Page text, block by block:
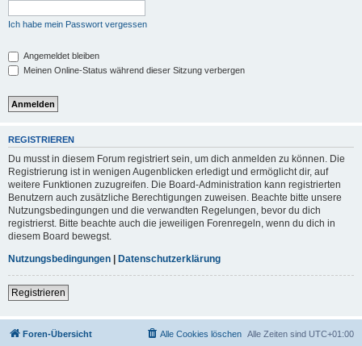
Ich habe mein Passwort vergessen
Angemeldet bleiben
Meinen Online-Status während dieser Sitzung verbergen
REGISTRIEREN
Du musst in diesem Forum registriert sein, um dich anmelden zu können. Die
Registrierung ist in wenigen Augenblicken erledigt und ermöglicht dir, auf
weitere Funktionen zuzugreifen. Die Board-Administration kann registrierten
Benutzern auch zusätzliche Berechtigungen zuweisen. Beachte bitte unsere
Nutzungsbedingungen und die verwandten Regelungen, bevor du dich
registrierst. Bitte beachte auch die jeweiligen Forenregeln, wenn du dich in
diesem Board bewegst.
Nutzungsbedingungen | Datenschutzerklärung
Registrieren
Foren-Übersicht Alle Zeiten sind UTC+01:00
Alle Cookies löschen